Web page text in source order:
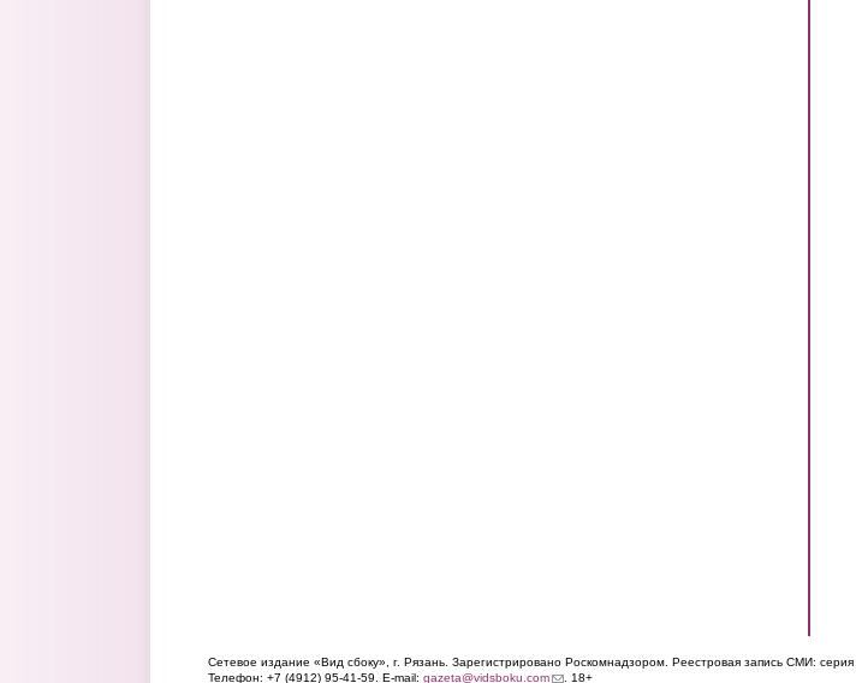
Сетевое издание «Вид сбоку», г. Рязань. Зарегистрировано Роскомнадзором. Реестровая запись СМИ: серия
Телефон: +7 (4912) 95-41-59. E-mail: gazeta@vidsboku.com(link sends e-mail)
. 18+